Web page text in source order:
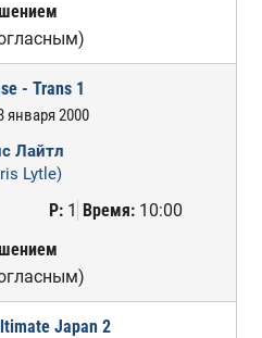
- Trans 1
января 2000
Лайтл
Lytle)
Р: 1 Время: 10:00
Japan 2